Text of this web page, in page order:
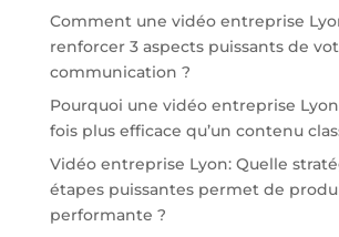
Comment une vidéo entreprise
renforcer 3 aspects puissants de
communication ?
Pourquoi une vidéo entreprise
fois plus efficace qu’un contenu
Vidéo entreprise Lyon: Quelle
étapes puissantes permet de
performante ?